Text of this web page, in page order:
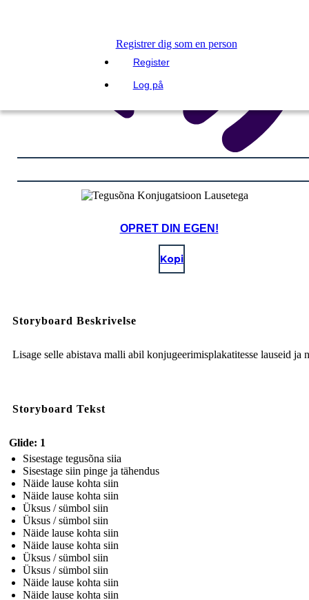
Registrer dig som en person
Register
Log på
OPRET DIN EGEN!
Kopi
Storyboard Beskrivelse
Lisage selle abistava malli abil konjugeerimisplakatitesse lauseid ja
Storyboard Tekst
Glide: 1
Sisestage tegusõna siia
Sisestage siin pinge ja tähendus
Näide lause kohta siin
Näide lause kohta siin
Üksus / sümbol siin
Üksus / sümbol siin
Näide lause kohta siin
Näide lause kohta siin
Üksus / sümbol siin
Üksus / sümbol siin
Näide lause kohta siin
Näide lause kohta siin